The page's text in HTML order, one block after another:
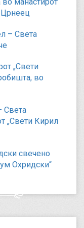
Црнеец
– Света
„Свети
во
Света
„Свети Кирил
свечено
Охридски“